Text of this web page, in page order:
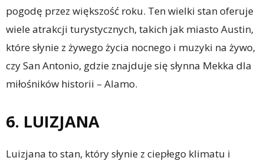
pogodę przez większość roku. Ten wielki stan oferuje
wiele atrakcji turystycznych, takich jak miasto Austin,
które słynie z żywego życia nocnego i muzyki na żywo,
czy San Antonio, gdzie znajduje się słynna Mekka dla
miłośników historii – Alamo.
6. LUIZJANA
Luizjana to stan, który słynie z ciepłego klimatu i